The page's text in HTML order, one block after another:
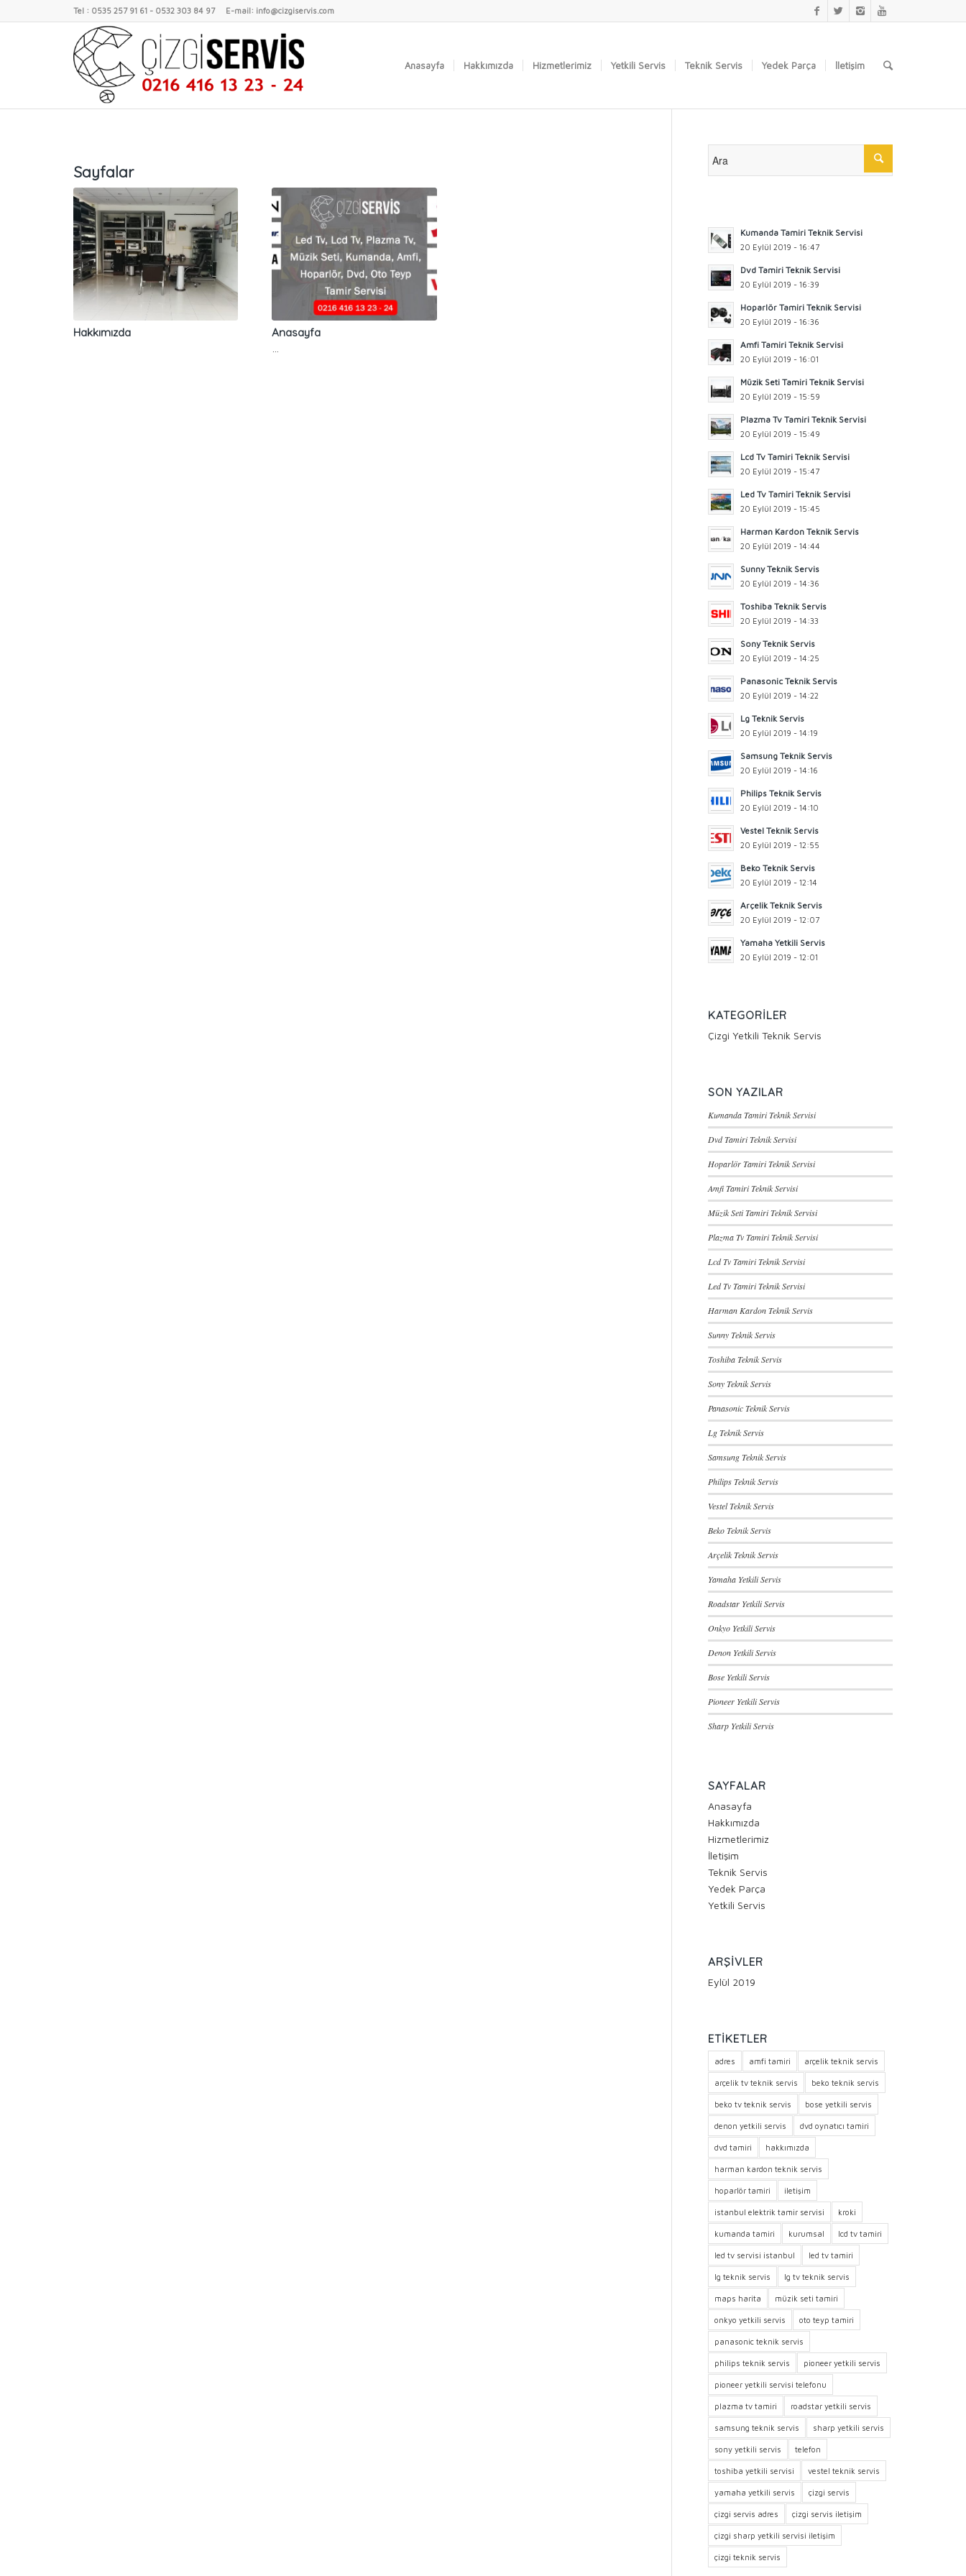
Tel : 0535 257 91 61 - 0532 303 84 97 E-mail: info@cizgiservis.com
Anasayfa Hakkımızda Hizmetlerimiz Yetkili Servis Teknik Servis Yedek Parça İletişim
Sayfalar
Hakkımızda Anasayfa
Kumanda Tamiri Teknik Servisi
20 Eylül 2019 - 16:47
Dvd Tamiri Teknik Servisi
20 Eylül 2019 - 16:39
Hoparlör Tamiri Teknik Servisi
20 Eylül 2019 - 16:36
Amfi Tamiri Teknik Servisi
20 Eylül 2019 - 16:01
Müzik Seti Tamiri Teknik Servisi
20 Eylül 2019 - 15:59
Plazma Tv Tamiri Teknik Servisi
20 Eylül 2019 - 15:49
Lcd Tv Tamiri Teknik Servisi
20 Eylül 2019 - 15:47
Led Tv Tamiri Teknik Servisi
20 Eylül 2019 - 15:45
Harman Kardon Teknik Servis
20 Eylül 2019 - 14:44
Sunny Teknik Servis
20 Eylül 2019 - 14:36
Toshiba Teknik Servis
20 Eylül 2019 - 14:33
Sony Teknik Servis
20 Eylül 2019 - 14:25
Panasonic Teknik Servis
20 Eylül 2019 - 14:22
Lg Teknik Servis
20 Eylül 2019 - 14:19
Samsung Teknik Servis
20 Eylül 2019 - 14:16
Philips Teknik Servis
20 Eylül 2019 - 14:10
Vestel Teknik Servis
20 Eylül 2019 - 12:55
Beko Teknik Servis
20 Eylül 2019 - 12:14
Arçelik Teknik Servis
20 Eylül 2019 - 12:07
Yamaha Yetkili Servis
20 Eylül 2019 - 12:01
KATEGORILER
Çizgi Yetkili Teknik Servis
SON YAZILAR
Kumanda Tamiri Teknik Servisi
Dvd Tamiri Teknik Servisi
Hoparlör Tamiri Teknik Servisi
Amfi Tamiri Teknik Servisi
Müzik Seti Tamiri Teknik Servisi
Plazma Tv Tamiri Teknik Servisi
Lcd Tv Tamiri Teknik Servisi
Led Tv Tamiri Teknik Servisi
Harman Kardon Teknik Servis
Sunny Teknik Servis
Toshiba Teknik Servis
Sony Teknik Servis
Panasonic Teknik Servis
Lg Teknik Servis
Samsung Teknik Servis
Philips Teknik Servis
Vestel Teknik Servis
Beko Teknik Servis
Arçelik Teknik Servis
Yamaha Yetkili Servis
Roadstar Yetkili Servis
Onkyo Yetkili Servis
Denon Yetkili Servis
Bose Yetkili Servis
Pioneer Yetkili Servis
Sharp Yetkili Servis
SAYFALAR
Anasayfa
Hakkımızda
Hizmetlerimiz
İletişim
Teknik Servis
Yedek Parça
Yetkili Servis
ARŞIVLER
Eylül 2019
ETIKETLER
adres amfi tamiri arçelik teknik servis
arçelik tv teknik servis beko teknik servis
beko tv teknik servis bose yetkili servis
denon yetkili servis dvd oynatıcı tamiri
dvd tamiri hakkımızda
harman kardon teknik servis
hoparlör tamiri iletişim
istanbul elektrik tamir servisi kroki
kumanda tamiri kurumsal lcd tv tamiri
led tv servisi istanbul led tv tamiri
lg teknik servis lg tv teknik servis
maps harita müzik seti tamiri
onkyo yetkili servis oto teyp tamiri
panasonic teknik servis
philips teknik servis pioneer yetkili servis
pioneer yetkili servisi telefonu
plazma tv tamiri roadstar yetkili servis
samsung teknik servis sharp yetkili servis
sony yetkili servis telefon
toshiba yetkili servisi vestel teknik servis
yamaha yetkili servis çizgi servis
çizgi servis adres çizgi servis iletişim
çizgi sharp yetkili servisi iletişim
çizgi teknik servis